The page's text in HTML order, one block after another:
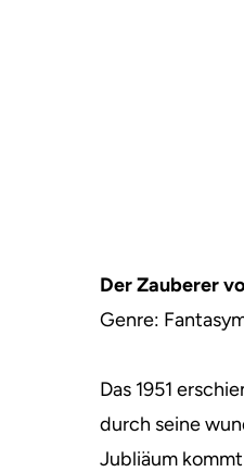
Der Zauberer
Genre:
Das 1951
durch seine
Jubliäum